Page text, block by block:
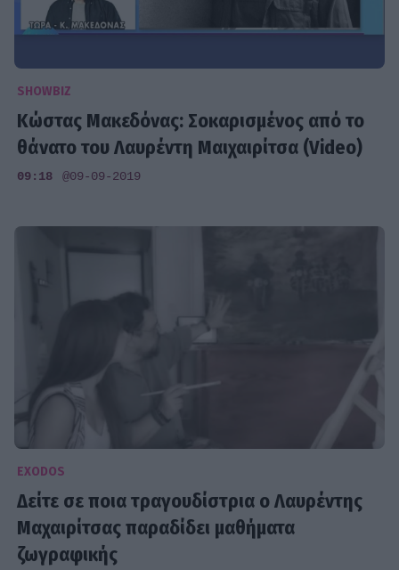
SHOWBIZ
Κώστας Μακεδόνας: Σοκαρισμένος από το
θάνατο του Λαυρέντη Μαιχαιρίτσα (Video)
09:18 @09-09-2019
EXODOS
Δείτε σε ποια τραγουδίστρια ο Λαυρέντης
Μαχαιρίτσας παραδίδει μαθήματα
ζωγραφικής